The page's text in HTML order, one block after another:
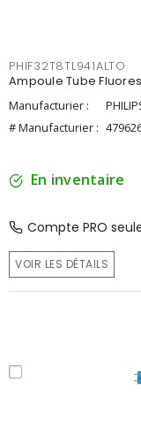
PHIF32T8TL941ALTO
Ampoule Tube
Manufacturier :
# Manufacturier :
En inventaire
Compte PRO
VOIR LES DÉTAILS